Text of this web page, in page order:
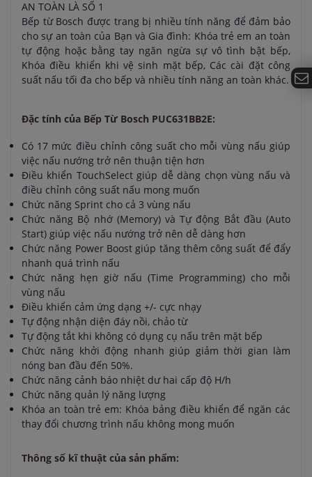
AN TOÀN LÀ SỐ 1
Bếp từ Bosch được trang bị nhiều tính năng để đảm bảo
cho sự an toàn của Bạn và Gia đình: Khóa trẻ em an toàn
tự động hoặc bằng tay ngăn ngừa sự vô tình bật bếp,
Khóa điều khiển khi vệ sinh mặt bếp, Các cài đặt công
suất nấu tối đa cho bếp và nhiều tính năng an toàn khác.
Đặc tính của Bếp Từ Bosch PUC631BB2E:
Có 17 mức điều chỉnh công suất cho mỗi vùng nấu giúp
việc nấu nướng trở nên thuận tiện hơn
Điều khiển TouchSelect giúp dễ dàng chọn vùng nấu và
điều chỉnh công suất nấu mong muốn
Chức năng Sprint cho cả 3 vùng nấu
Chức năng Bộ nhớ (Memory) và Tự động Bắt đầu (Auto
Start) giúp việc nấu nướng trở nên dễ dàng hơn
Chức năng Power Boost giúp tăng thêm công suất để đẩy
nhanh quá trình nấu
Chức năng hẹn giờ nấu (Time Programming) cho mỗi
vùng nấu
Điều khiển cảm ứng dạng +/- cực nhạy
Tự động nhận diện đáy nồi, chảo từ
Tự động tắt khi không có dụng cụ nấu trên mặt bếp
Chức năng khởi động nhanh giúp giảm thời gian làm
nóng ban đầu đến 50%.
Chức năng cảnh báo nhiệt dư hai cấp độ H/h
Chức năng quản lý năng lượng
Khóa an toàn trẻ em: Khóa bảng điều khiển để ngăn các
thay đổi chương trình nấu không mong muốn
Thông số kĩ thuật của sản phẩm: